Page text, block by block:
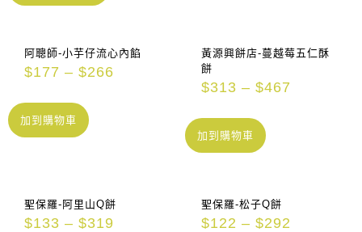
阿聰師-小芋仔流心內餡
$177 – $266
加到購物車
黃源興餅店-蔓越莓五仁酥
餅
$313 – $467
加到購物車
聖保羅-阿里山Q餅
$133 – $319
聖保羅-松子Q餅
$122 – $292